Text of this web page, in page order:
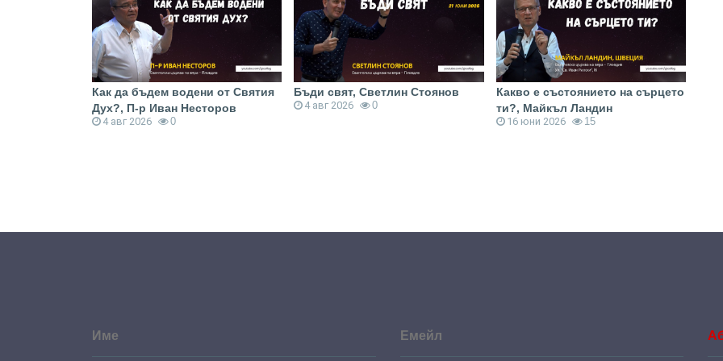
Как да бъдем водени от Святия
Дух?, П-р Иван Несторов
4 авг 2026 0
Бъди свят, Светлин Стоянов
4 авг 2026 0
Какво е състоянието на сърцето
ти?, Майкъл Ландин
16 юни 2026 15